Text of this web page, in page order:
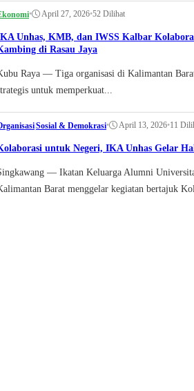
• April 27, 2026•52 Dilihat
Unhas, KMB, dan IWSS Kalbar
di Rasau Jaya
Raya — Tiga organisasi di Kalimantan
untuk memperkuat...
|Sosial & Demokrasi• April 13, 2026•11
untuk Negeri, IKA Unhas Gelar
— Ikatan Keluarga Alumni
Barat menggelar kegiatan bertajuk